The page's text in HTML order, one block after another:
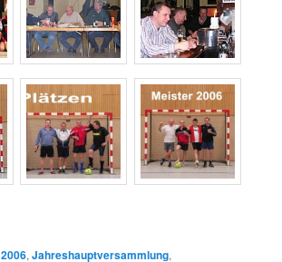
2006,Jahreshauptversammlung,